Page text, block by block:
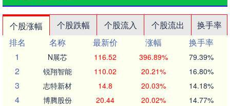
个股涨幅 个股跌幅 个股流入 个股流出
换手率
排名
名称 最新价 涨幅
换手率
1
N展芯 116.52 396.89% 79.39%
2 锐翔智能 110.02 20.21% 16.80%
3 志特新材 14.8 20.03% 14.18%
4 博腾股份 20.44 20.02% 14.77%